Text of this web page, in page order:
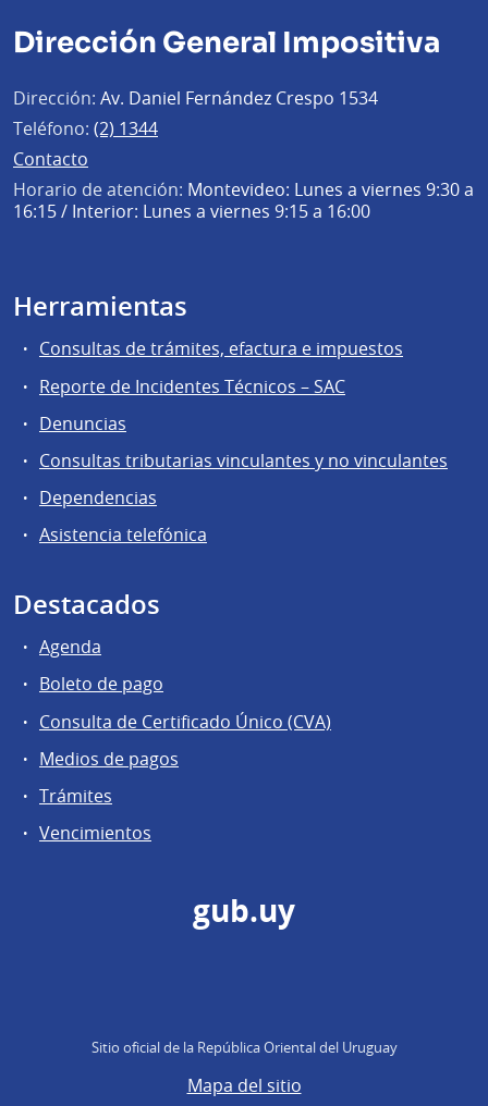
Dirección General Impositiva
Dirección: Av. Daniel Fernández Crespo 1534
Teléfono: (2) 1344
Contacto
Horario de atención: Montevideo: Lunes a viernes 9:30 a
16:15 / Interior: Lunes a viernes 9:15 a 16:00
Herramientas
Consultas de trámites, efactura e impuestos
Reporte de Incidentes Técnicos – SAC
Denuncias
Consultas tributarias vinculantes y no vinculantes
Dependencias
Asistencia telefónica
Destacados
Agenda
Boleto de pago
Consulta de Certificado Único (CVA)
Medios de pagos
Trámites
Vencimientos
gub.uy
Sitio oficial de la República Oriental del Uruguay
Mapa del sitio